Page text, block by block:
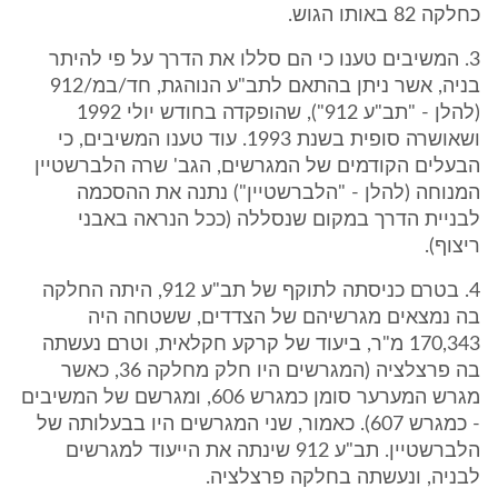
כחלקה 82 באותו הגוש.
3. המשיבים טענו כי הם סללו את הדרך על פי להיתר
בניה, אשר ניתן בהתאם לתב"ע הנוהגת, חד/במ/912
(להלן - "תב"ע 912"), שהופקדה בחודש יולי 1992
ושאושרה סופית בשנת 1993. עוד טענו המשיבים, כי
הבעלים הקודמים של המגרשים, הגב' שרה הלברשטיין
המנוחה (להלן - "הלברשטיין") נתנה את ההסכמה
לבניית הדרך במקום שנסללה (ככל הנראה באבני
ריצוף).
4. בטרם כניסתה לתוקף של תב"ע 912, היתה החלקה
בה נמצאים מגרשיהם של הצדדים, ששטחה היה
170,343 מ"ר, ביעוד של קרקע חקלאית, וטרם נעשתה
בה פרצלציה (המגרשים היו חלק מחלקה 36, כאשר
מגרש המערער סומן כמגרש 606, ומגרשם של המשיבים
- כמגרש 607). כאמור, שני המגרשים היו בבעלותה של
הלברשטיין. תב"ע 912 שינתה את הייעוד למגרשים
לבניה, ונעשתה בחלקה פרצלציה.